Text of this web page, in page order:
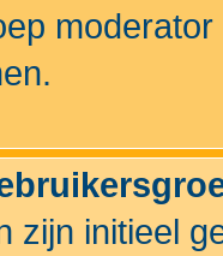
zijn initieel